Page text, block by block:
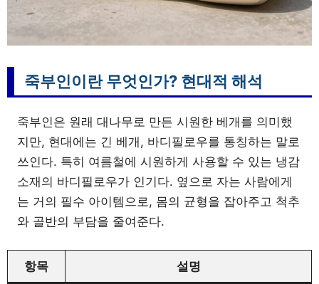
죽부인이란 무엇인가? 현대적 해석
죽부인은 원래 대나무로 만든 시원한 베개를 의미했
지만, 현대에는 긴 베개, 바디필로우를 통칭하는 말로
쓰인다. 특히 여름철에 시원하게 사용할 수 있는 냉감
소재의 바디필로우가 인기다. 옆으로 자는 사람에게
는 거의 필수 아이템으로, 몸의 균형을 잡아주고 척추
와 골반의 부담을 줄여준다.
항목 설명